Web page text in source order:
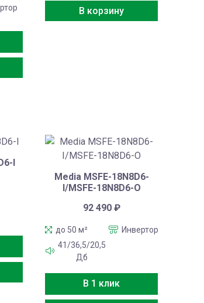
В корзину
I
Media MSFE-18N8D6-
I/MSFE-18N8D6-O
92 490 ₽
до 50 м²
Инвертор
41/36,5/20,5
Дб
В 1 клик